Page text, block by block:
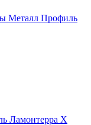
Металл Профиль
Ламонтерра Х